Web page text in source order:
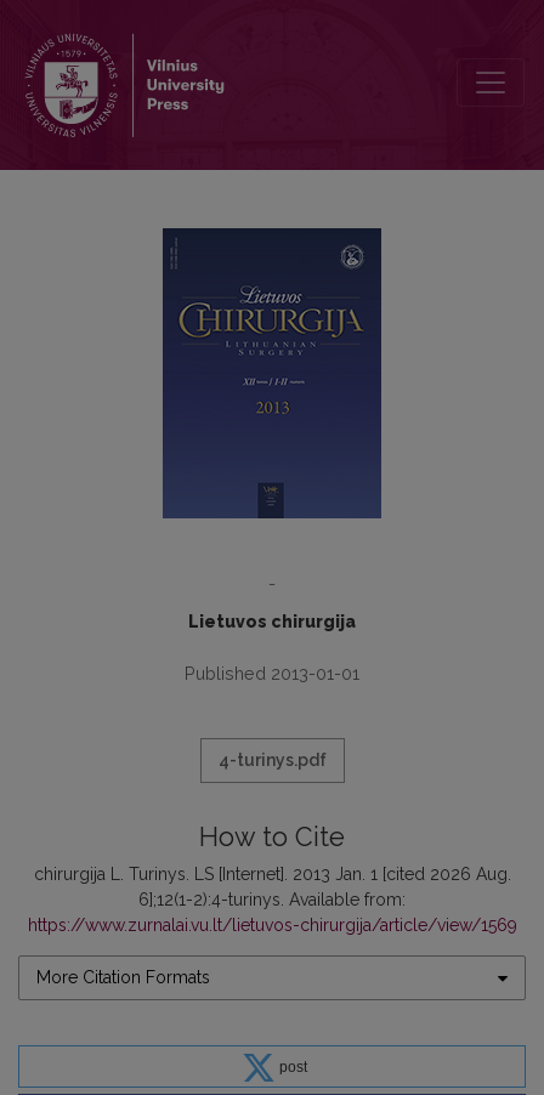
-
Lietuvos chirurgija
Published 2013-01-01
4-turinys.pdf
How to Cite
chirurgija L. Turinys. LS [Internet]. 2013 Jan. 1 [cited 2026 Aug.
6];12(1-2):4-turinys. Available from:
https://www.zurnalai.vu.lt/lietuvos-chirurgija/article/view/1569
More Citation Formats
post